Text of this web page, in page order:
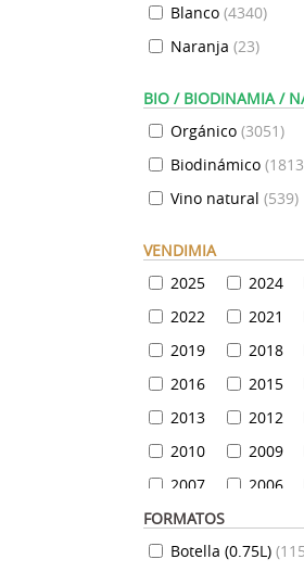
Blanco (4340)
Naranja (23)
BIO / BIODINAMIA /
Orgánico (3051)
Biodinámico (1813
Vino natural (539)
VENDIMIA
2025
2024
2022
2021
2019
2018
2016
2015
2013
2012
2010
2009
2007
2006
2004
2001
2000
FORMATOS
Botella (0.75L) (